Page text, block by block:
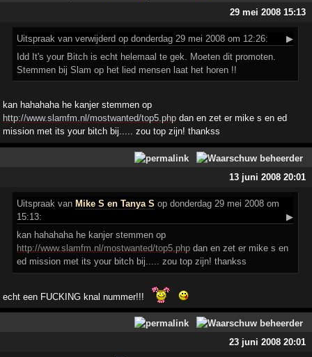
29 mei 2008 15:13
Uitspraak van verwijderd op donderdag 29 mei 2008 om 12:26:
▶
Idd It's your Bitch is echt helemaal te gek. Moeten dit promoten.
Stemmen bij Slam op het lied mensen laat het horen !!
kan hahahaha he kanjer stemmen op
http://www.slamfm.nl/mostwanted/top5.phpdan en zet er mike s en ed
mission met its your bitch bij..... zou top zijn! thankss
13 juni 2008 20:01
Uitspraak van Mike S en Tanya S op donderdag 29 mei 2008 om
15:13:
▶
kan hahahaha he kanjer stemmen op
http://www.slamfm.nl/mostwanted/top5.php dan en zet er mike s en
ed mission met its your bitch bij..... zou top zijn! thankss
echt een FUCKING knal nummer!!!
23 juni 2008 20:01